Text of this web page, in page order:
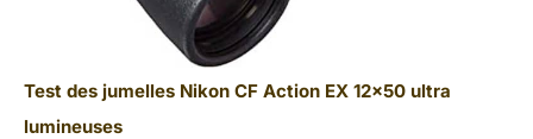
Test des jumelles Nikon CF Action EX 12×50 ultra
lumineuses